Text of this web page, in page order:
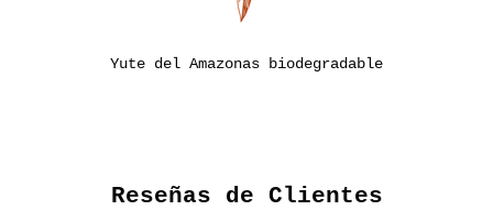
Yute del Amazonas biodegradable
Reseñas de Clientes